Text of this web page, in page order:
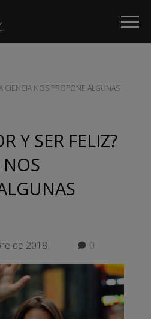
CIENCIA NOS PROPONE ALGUNAS
Y SER FELIZ?
de 2018 0